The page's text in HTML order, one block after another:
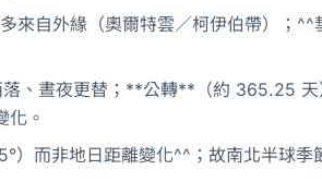
來自外緣（奧爾特雲／柯伊伯帶）；
、晝夜更替；**公轉**（約 365.25
化。
）而非地日距離變化^^；故南北半球季